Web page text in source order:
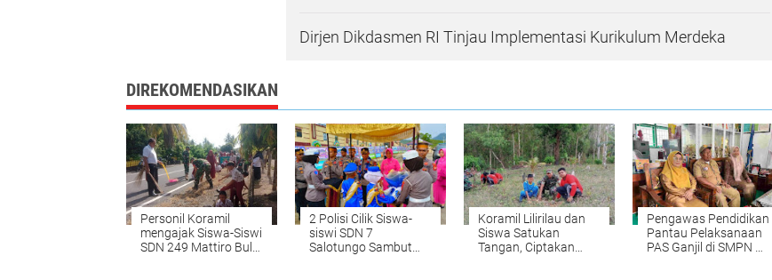
Dirjen Dikdasmen RI Tinjau Implementasi Kurikulum Merdeka
DIREKOMENDASIKAN
Personil Koramil
mengajak Siswa-Siswi
SDN 249 Mattiro Bulu
2 Polisi Cilik Siswa-
siswi SDN 7
Salotungo Sambut
Koramil Lilirilau dan
Siswa Satukan
Tangan, Ciptakan
Pengawas Pendidikan
Pantau Pelaksanaan
PAS Ganjil di SMPN 5